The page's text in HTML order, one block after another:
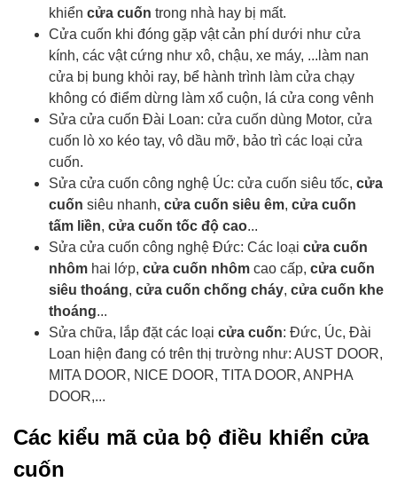
khiển cửa cuốn trong nhà hay bị mất.
Cửa cuốn khi đóng gặp vật cản phí dưới như cửa
kính, các vật cứng như xô, chậu, xe máy, ...làm nan
cửa bị bung khỏi ray, bể hành trình làm cửa chạy
không có điểm dừng làm xổ cuộn, lá cửa cong vênh
Sửa cửa cuốn Đài Loan: cửa cuốn dùng Motor, cửa
cuốn lò xo kéo tay, vô dầu mỡ, bảo trì các loại cửa
cuốn.
Sửa cửa cuốn công nghệ Úc: cửa cuốn siêu tốc, cửa
cuốn siêu nhanh, cửa cuốn siêu êm, cửa cuốn
tấm liền, cửa cuốn tốc độ cao...
Sửa cửa cuốn công nghệ Đức: Các loại cửa cuốn
nhôm hai lớp, cửa cuốn nhôm cao cấp, cửa cuốn
siêu thoáng, cửa cuốn chống cháy, cửa cuốn khe
thoáng...
Sửa chữa, lắp đặt các loại cửa cuốn: Đức, Úc, Đài
Loan hiện đang có trên thị trường như: AUST DOOR,
MITA DOOR, NICE DOOR, TITA DOOR, ANPHA
DOOR,...
Các kiểu mã của bộ điều khiển cửa
cuốn